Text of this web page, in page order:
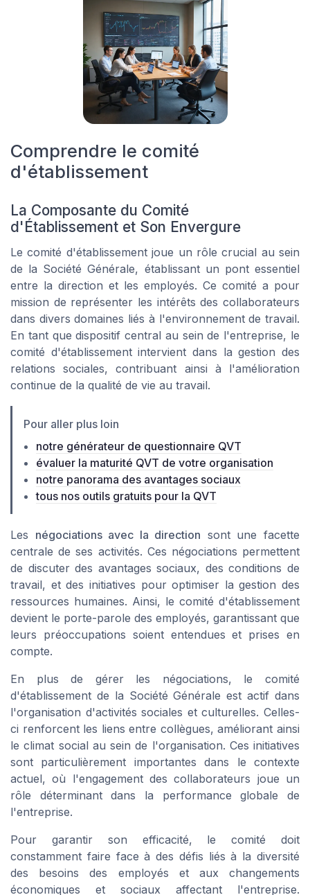
Comprendre le comité
d'établissement
La Composante du Comité
d'Établissement et Son Envergure
Le comité d'établissement joue un rôle crucial au sein
de la Société Générale, établissant un pont essentiel
entre la direction et les employés. Ce comité a pour
mission de représenter les intérêts des collaborateurs
dans divers domaines liés à l'environnement de travail.
En tant que dispositif central au sein de l'entreprise, le
comité d'établissement intervient dans la gestion des
relations sociales, contribuant ainsi à l'amélioration
continue de la qualité de vie au travail.
Pour aller plus loin
notre générateur de questionnaire QVT
évaluer la maturité QVT de votre organisation
notre panorama des avantages sociaux
tous nos outils gratuits pour la QVT
Les négociations avec la direction sont une facette
centrale de ses activités. Ces négociations permettent
de discuter des avantages sociaux, des conditions de
travail, et des initiatives pour optimiser la gestion des
ressources humaines. Ainsi, le comité d'établissement
devient le porte-parole des employés, garantissant que
leurs préoccupations soient entendues et prises en
compte.
En plus de gérer les négociations, le comité
d'établissement de la Société Générale est actif dans
l'organisation d'activités sociales et culturelles. Celles-
ci renforcent les liens entre collègues, améliorant ainsi
le climat social au sein de l'organisation. Ces initiatives
sont particulièrement importantes dans le contexte
actuel, où l'engagement des collaborateurs joue un
rôle déterminant dans la performance globale de
l'entreprise.
Pour garantir son efficacité, le comité doit
constamment faire face à des défis liés à la diversité
des besoins des employés et aux changements
économiques et sociaux affectant l'entreprise.